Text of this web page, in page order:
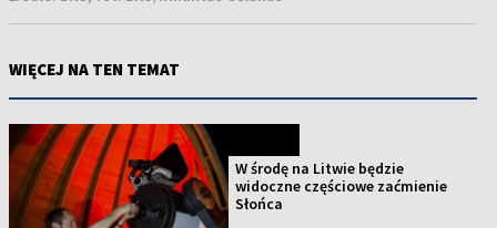
WIĘCEJ NA TEN TEMAT
W środę na Litwie będzie
widoczne częściowe zaćmienie
Słońca